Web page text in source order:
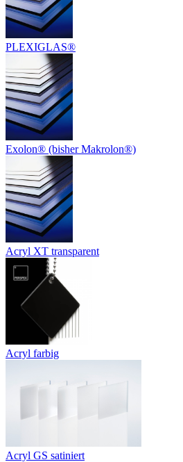
PLEXIGLAS®
Exolon® (bisher Makrolon®)
Acryl XT transparent
Acryl farbig
Acryl GS satiniert